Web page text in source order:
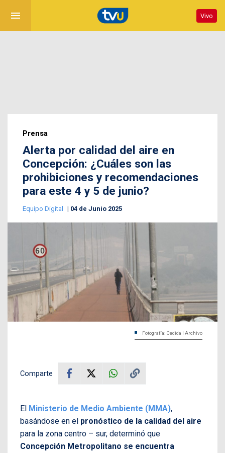
menu Vivo
Prensa
Alerta por calidad del aire en
Concepción: ¿Cuáles son las
prohibiciones y recomendaciones
para este 4 y 5 de junio?
Equipo Digital 04 de Junio 2025
Fotografía: Cedida | Archivo
Comparte
El Ministerio de Medio Ambiente (MMA),
basándose en el pronóstico de la calidad del aire
para la zona centro – sur, determinó que
Concepción Metropolitano se encuentra